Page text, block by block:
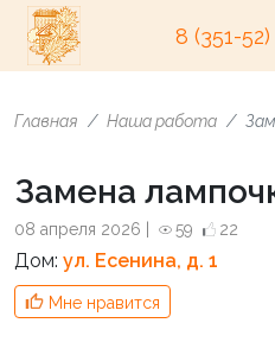
8 (351-
Главная Наша работа
Замена
08 апреля 2026 | 59 22
Дом: ул. Есенина, д. 1
Мне нравится